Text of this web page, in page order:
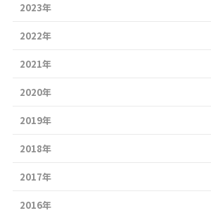
2023年
2022年
2021年
2020年
2019年
2018年
2017年
2016年